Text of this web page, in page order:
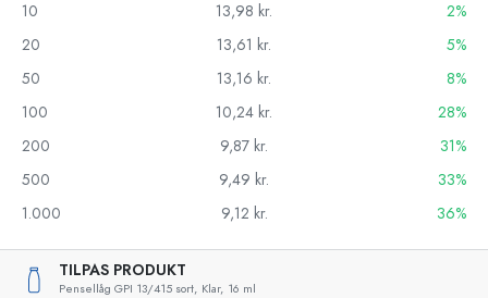
10
13,98 kr.
2%
20
13,61 kr.
5%
50
13,16 kr.
8%
100
10,24 kr.
28%
200
9,87 kr.
31%
500
9,49 kr.
33%
1.000
9,12 kr. 36%
TILPAS PRODUKT
Pensellåg GPI 13/415 sort, Klar, 16 ml